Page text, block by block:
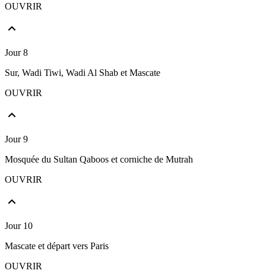
OUVRIR
Jour 8
Sur, Wadi Tiwi, Wadi Al Shab et Mascate
OUVRIR
Jour 9
Mosquée du Sultan Qaboos et corniche de Mutrah
OUVRIR
Jour 10
Mascate et départ vers Paris
OUVRIR